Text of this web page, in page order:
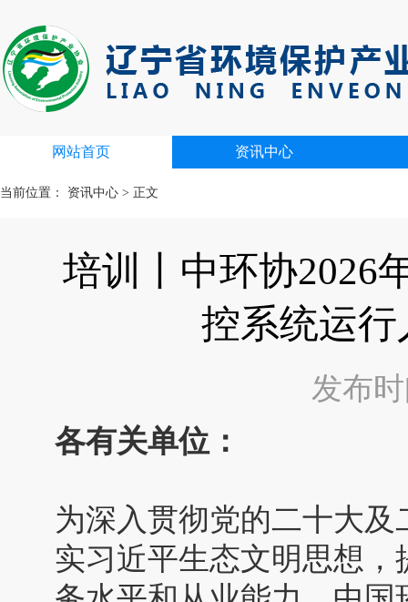
网站首页 资讯中心
当前位置： 资讯中心 > 正文
培训丨中环协2026
控系统运
发布
各有关单位：
为深入贯彻党的二十大
实习近平生态文明思想